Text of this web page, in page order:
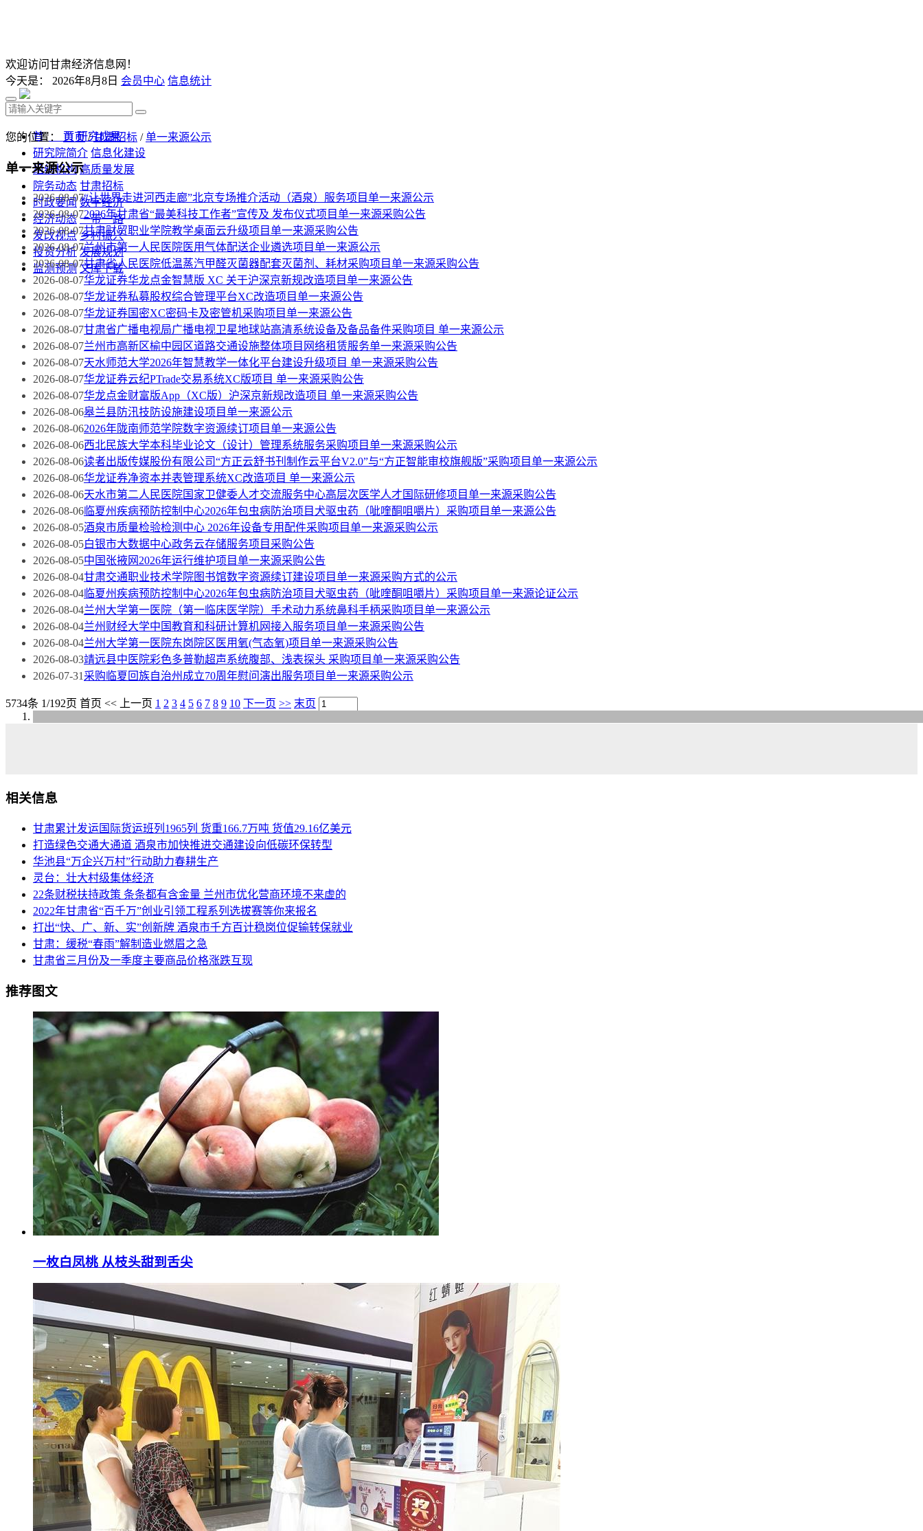
欢迎访问甘肃经济信息网！
今天是： 2026年8月8日 会员中心 信息统计
首 页 研究成果
研究院简介 信息化建设
组织机构 高质量发展
院务动态 甘肃招标
时政要闻 数字经济
经济动态 一带一路
发改视点 乡村振兴
投资分析 发展规划
监测预测 文库下载
您的位置： 首页/甘肃招标 /单一来源公示
单一来源公示
2026-08-07“让世界走进河西走廊”北京专场推介活动（酒泉）服务项目单一来源公示
2026-08-072026年甘肃省“最美科技工作者”宣传及 发布仪式项目单一来源采购公告
2026-08-07甘肃财贸职业学院教学桌面云升级项目单一来源采购公告
2026-08-07兰州市第一人民医院医用气体配送企业遴选项目单一来源公示
2026-08-07甘肃省人民医院低温蒸汽甲醛灭菌器配套灭菌剂、耗材采购项目单一来源采购公告
2026-08-07华龙证券华龙点金智慧版 XC 关于沪深京新规改造项目单一来源公告
2026-08-07华龙证券私募股权综合管理平台XC改造项目单一来源公告
2026-08-07华龙证券国密XC密码卡及密管机采购项目单一来源公告
2026-08-07甘肃省广播电视局广播电视卫星地球站高清系统设备及备品备件采购项目 单一来源公示
2026-08-07兰州市高新区榆中园区道路交通设施整体项目网络租赁服务单一来源采购公告
2026-08-07天水师范大学2026年智慧教学一体化平台建设升级项目 单一来源采购公告
2026-08-07华龙证券云纪PTrade交易系统XC版项目 单一来源采购公告
2026-08-07华龙点金财富版App（XC版）沪深京新规改造项目 单一来源采购公告
2026-08-06皋兰县防汛技防设施建设项目单一来源公示
2026-08-062026年陇南师范学院数字资源续订项目单一来源公告
2026-08-06西北民族大学本科毕业论文（设计）管理系统服务采购项目单一来源采购公示
2026-08-06读者出版传媒股份有限公司“方正云舒书刊制作云平台V2.0”与“方正智能审校旗舰版”采购项目单一来源公示
2026-08-06华龙证券净资本并表管理系统XC改造项目 单一来源公示
2026-08-06天水市第二人民医院国家卫健委人才交流服务中心高层次医学人才国际研修项目单一来源采购公告
2026-08-06临夏州疾病预防控制中心2026年包虫病防治项目犬驱虫药（呲喹酮咀嚼片）采购项目单一来源公告
2026-08-05酒泉市质量检验检测中心 2026年设备专用配件采购项目单一来源采购公示
2026-08-05白银市大数据中心政务云存储服务项目采购公告
2026-08-05中国张掖网2026年运行维护项目单一来源采购公告
2026-08-04甘肃交通职业技术学院图书馆数字资源续订建设项目单一来源采购方式的公示
2026-08-04临夏州疾病预防控制中心2026年包虫病防治项目犬驱虫药（呲喹酮咀嚼片）采购项目单一来源论证公示
2026-08-04兰州大学第一医院（第一临床医学院）手术动力系统鼻科手柄采购项目单一来源公示
2026-08-04兰州财经大学中国教育和科研计算机网接入服务项目单一来源采购公告
2026-08-04兰州大学第一医院东岗院区医用氧(气态氧)项目单一来源采购公告
2026-08-03靖远县中医院彩色多普勒超声系统腹部、浅表探头 采购项目单一来源采购公告
2026-07-31采购临夏回族自治州成立70周年慰问演出服务项目单一来源采购公示
5734条 1/192页 首页 << 上一页 1 2 3 4 5 6 7 8 9 10 下一页 >> 末页
相关信息
甘肃累计发运国际货运班列1965列 货重166.7万吨 货值29.16亿美元
打造绿色交通大通道 酒泉市加快推进交通建设向低碳环保转型
华池县“万企兴万村”行动助力春耕生产
灵台：壮大村级集体经济
22条财税扶持政策 条条都有含金量 兰州市优化营商环境不来虚的
2022年甘肃省“百千万”创业引领工程系列选拔赛等你来报名
打出“快、广、新、实”创新牌 酒泉市千方百计稳岗位促输转保就业
甘肃：缓税“春雨”解制造业燃眉之急
甘肃省三月份及一季度主要商品价格涨跌互现
推荐图文
一枚白凤桃 从枝头甜到舌尖